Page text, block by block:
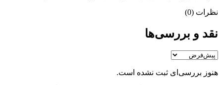
نظرات (0)
نقد و بررسی‌ها
هنوز بررسی‌ای ثبت نشده است.